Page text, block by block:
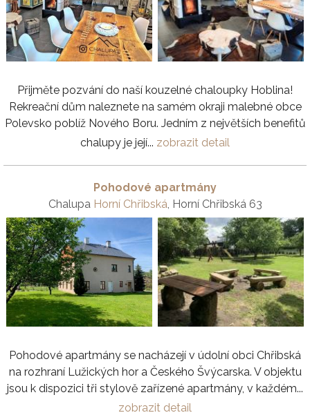
Přijměte pozvání do naší kouzelné chaloupky Hoblina!
Rekreační dům naleznete na samém okraji malebné obce
Polevsko poblíž Nového Boru. Jedním z největších benefitů
chalupy je její... zobrazit detail
Pohodové apartmány
Chalupa Horní Chřibská , Horní Chřibská 63
Pohodové apartmány se nacházejí v údolní obci Chřibská
na rozhraní Lužických hor a Českého Švýcarska. V objektu
jsou k dispozici tři stylově zařízené apartmány, v každém...
zobrazit detail